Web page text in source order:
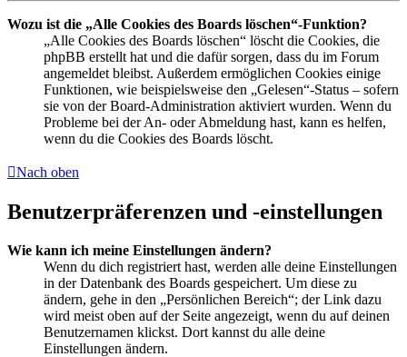
Wozu ist die „Alle Cookies des Boards löschen“-Funktion?
„Alle Cookies des Boards löschen“ löscht die Cookies, die
phpBB erstellt hat und die dafür sorgen, dass du im Forum
angemeldet bleibst. Außerdem ermöglichen Cookies einige
Funktionen, wie beispielsweise den „Gelesen“-Status – sofern
sie von der Board-Administration aktiviert wurden. Wenn du
Probleme bei der An- oder Abmeldung hast, kann es helfen,
wenn du die Cookies des Boards löscht.
Nach oben
Benutzerpräferenzen und -einstellungen
Wie kann ich meine Einstellungen ändern?
Wenn du dich registriert hast, werden alle deine Einstellungen
in der Datenbank des Boards gespeichert. Um diese zu
ändern, gehe in den „Persönlichen Bereich“; der Link dazu
wird meist oben auf der Seite angezeigt, wenn du auf deinen
Benutzernamen klickst. Dort kannst du alle deine
Einstellungen ändern.